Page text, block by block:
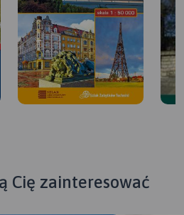
Cię zainteresować